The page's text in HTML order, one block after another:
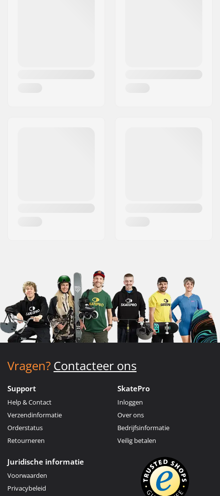
Vragen? Contacteer ons
Support
Help & Contact
Verzendinformatie
Orderstatus
Retourneren
SkatePro
Inloggen
Over ons
Bedrijfsinformatie
Veilig betalen
Juridische informatie
Voorwaarden
Privacybeleid